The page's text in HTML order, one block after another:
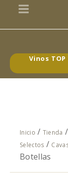
Vinos
Inicio / Tienda /
Selectos /
Botellas